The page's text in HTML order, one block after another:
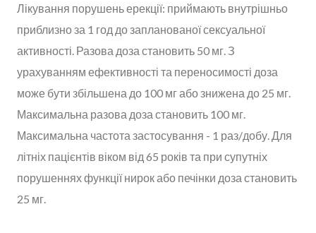
Лікування порушень ерекції: приймають внутрішньо
приблизно за 1 год до запланованої сексуальної
активності. Разова доза становить 50 мг. З
урахуванням ефективності та переносимості доза
може бути збільшена до 100 мг або знижена до 25 мг.
Максимальна разова доза становить 100 мг.
Максимальна частота застосування - 1 раз/добу. Для
літніх пацієнтів віком від 65 років та при супутніх
порушеннях функції нирок або печінки доза становить
25 мг.